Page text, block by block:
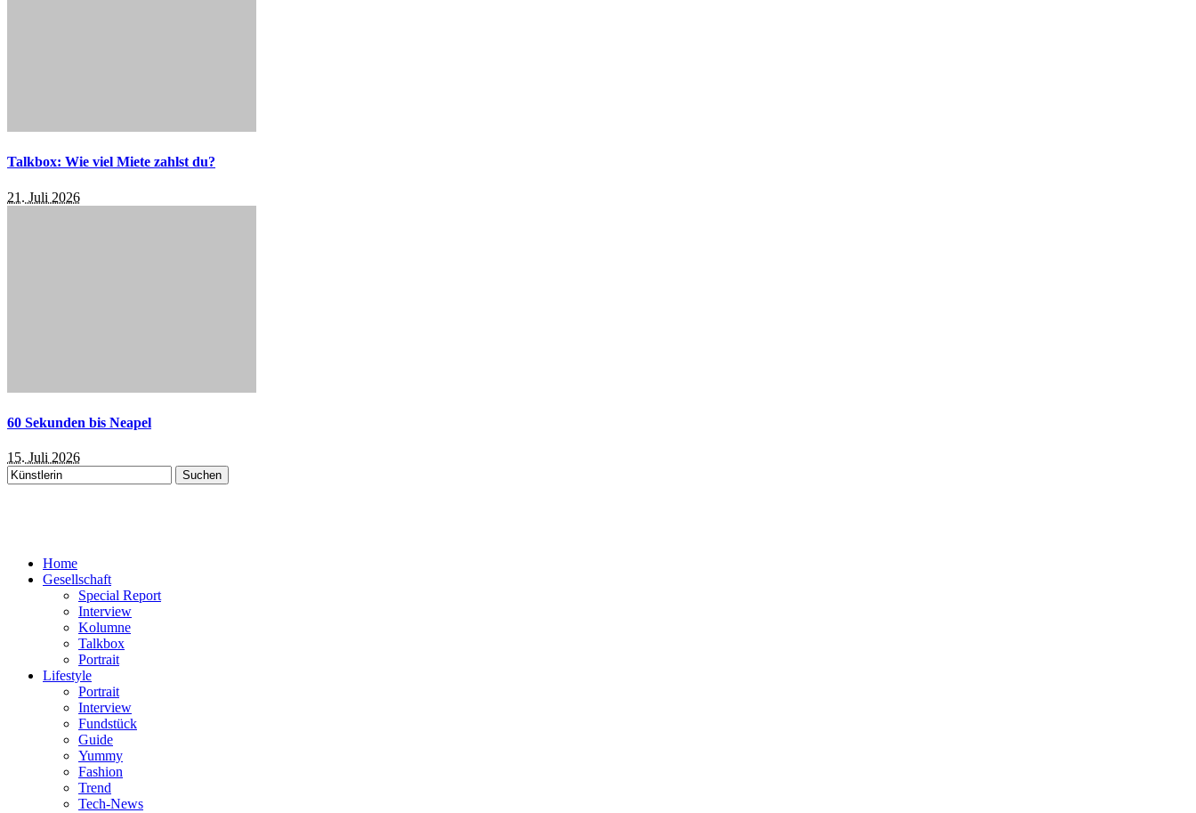
Talkbox: Wie viel Miete zahlst du?
21. Juli 2026
60 Sekunden bis Neapel
15. Juli 2026
Suchen
nach:
Home
Gesellschaft
Special Report
Interview
Kolumne
Talkbox
Portrait
Lifestyle
Portrait
Interview
Fundstück
Guide
Yummy
Fashion
Trend
Tech-News